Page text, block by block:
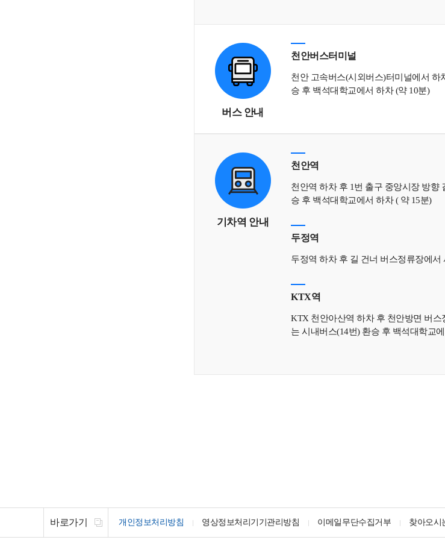
버스 안내
천안버스터미널
천안 고속버스(시외버스)터미널에서 하
승 후 백석대학교에서 하차 (약 10분)
기차역 안내
천안역
천안역 하차 후 1번 출구 중앙시장 방향
승 후 백석대학교에서 하차 ( 약 15분)
두정역
두정역 하차 후 길 건너 버스정류장에
KTX역
KTX 천안아산역 하차 후 천안방면 버
는 시내버스(14번) 환승 후 백석대학교
바로가기 개인정보처리방침 영상정보처리기기관리방침 이메일무단수집거부 찾아오시